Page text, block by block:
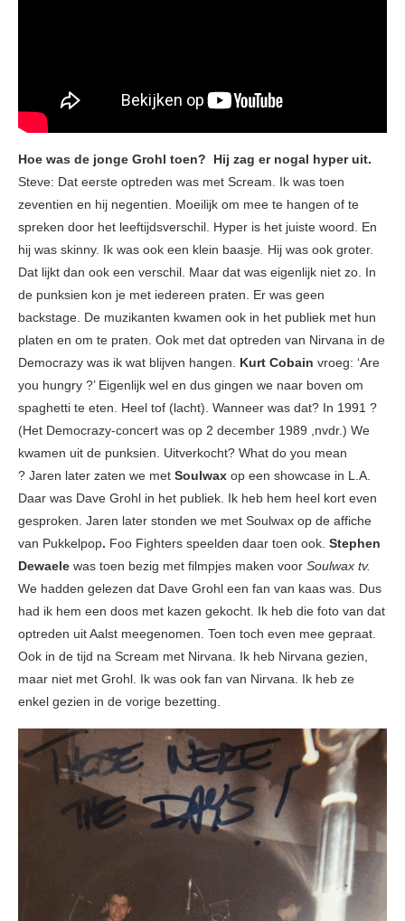
Hoe was de jonge Grohl toen? Hij zag er nogal hyper uit.
Steve: Dat eerste optreden was met Scream. Ik was toen
zeventien en hij negentien. Moeilijk om mee te hangen of te
spreken door het leeftijdsverschil. Hyper is het juiste woord. En
hij was skinny. Ik was ook een klein baasje Hij was ook groter.
Dat lijkt dan ook een verschil. Maar dat was eigenlijk niet zo. In
de punksien kon je met iedereen praten. Er was geen
backstage. De muzikanten kwamen ook in het publiek met hun
platen en om te praten. Ook met dat optreden van Nirvana in de
Democrazy was ik wat blijven hangen. Kurt Cobain vroeg: ‘Are
you hungry ?’ Eigenlijk wel en dus gingen we naar boven om
spaghetti te eten. Heel tof (lacht). Wanneer was dat? In 1991 ?
(Het Democrazy-concert was op 2 december 1989 ,nvdr.) We
kwamen uit de punksien. Uitverkocht? What do you mean
? Jaren later zaten we met Soulwax op een showcase in L.A.
Daar was Dave Grohl in het publiek. Ik heb hem heel kort even
gesproken. Jaren later stonden we met Soulwax op de affiche
van Pukkelpop. Foo Fighters speelden daar toen ook. Stephen
Dewaele was toen bezig met filmpjes maken voor Soulwax tv.
We hadden gelezen dat Dave Grohl een fan van kaas was. Dus
had ik hem een doos met kazen gekocht. Ik heb die foto van dat
optreden uit Aalst meegenomen. Toen toch even mee gepraat.
Ook in de tijd na Scream met Nirvana. Ik heb Nirvana gezien,
maar niet met Grohl. Ik was ook fan van Nirvana. Ik heb ze
enkel gezien in de vorige bezetting.